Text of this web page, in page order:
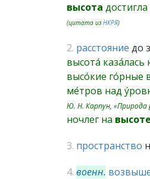
высота
(цитата из НКРЯ)
2. расстояние до
высота́
высо́кие го́рные
ме́тров над
Ю. Н. Карпун, «Природа
ночлег на высоте
3. пространство
4. военн.